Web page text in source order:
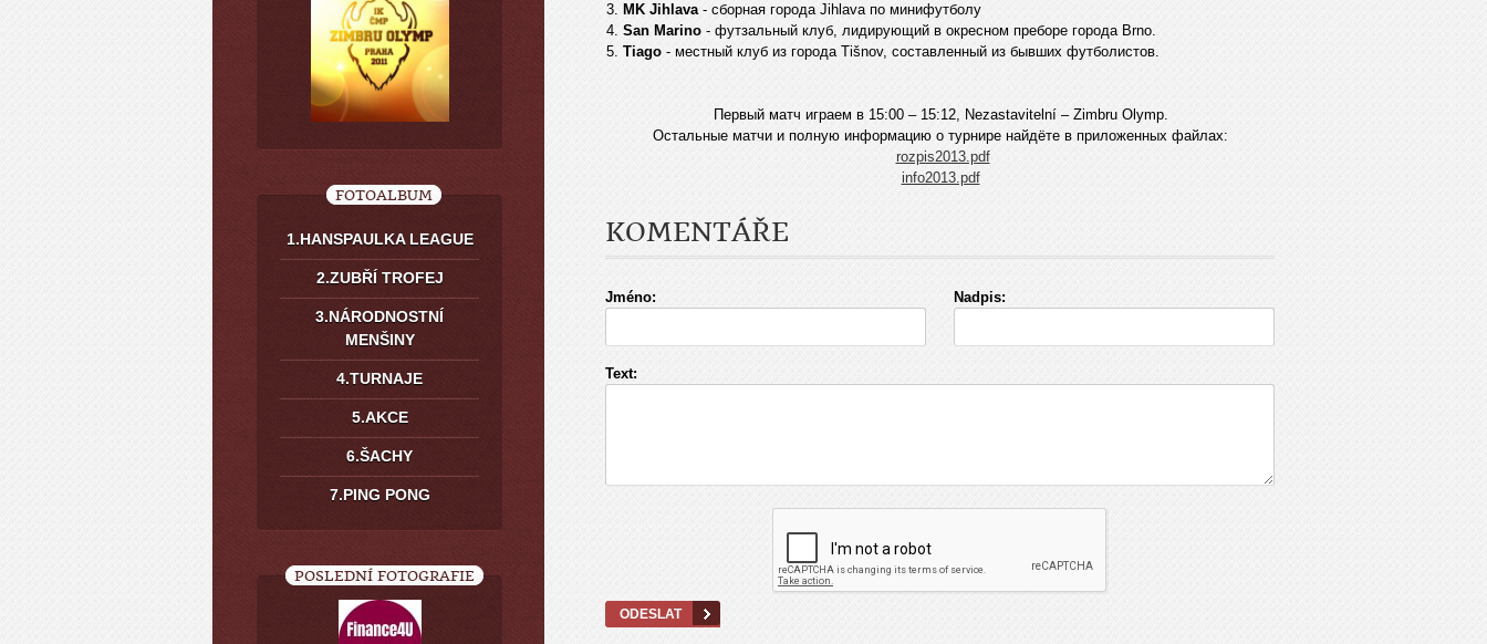
3. MK Jihlava - сборная города Jihlava по минифутболу
4. San Marino - футзальный клуб, лидирующий в окресном преборе города Brno.
5. Tiago - местный клуб из города Tišnov, составленный из бывших футболистов.
Первый матч играем в 15:00 – 15:12, Nezastavitelní – Zimbru Olymp.
Остальные матчи и полную информацию о турнире найдёте в приложенных файлах:
rozpis2013.pdf
info2013.pdf
KOMENTÁŘE
Jméno: Nadpis:
Text:
FOTOALBUM
1.HANSPAULKA LEAGUE
2.ZUBŘÍ TROFEJ
3.NÁRODNOSTNÍ
MENŠINY
4.TURNAJE
5.AKCE
6.ŠACHY
7.PING PONG
POSLEDNÍ FOTOGRAFIE